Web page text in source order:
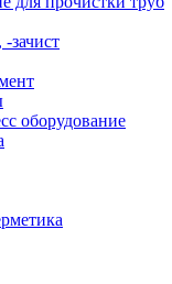
зачист
оборудование